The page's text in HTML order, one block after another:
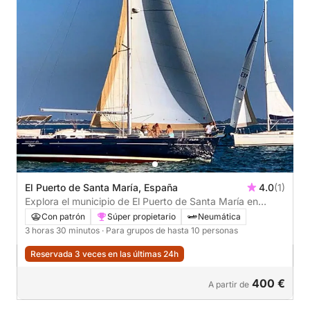
El Puerto de Santa María, España 4.0(1)
Explora el municipio de El Puerto de Santa María en
medio día: Alquila una lancha motora durante 3h30
Con patrón Súper propietario
Neumática
3 horas 30 minutos · Para grupos de hasta 10 personas
Reservada 3 veces en las últimas 24h
A partir de 400 €